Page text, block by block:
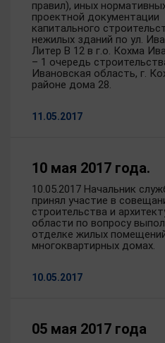
правил), иных
проектной
капитального
нежилых зданий по ул.
Литер В 12 в г.о. Кохма
– 1 очередь
Ивановская область, г.
районе дома 28.
11.05.2017
10 мая 2017 года.
10.05.2017 Начальник
принял участие в
строительства и
области по вопросу
отделке жилых
многоквартирных домах.
10.05.2017
05 мая 2017 года